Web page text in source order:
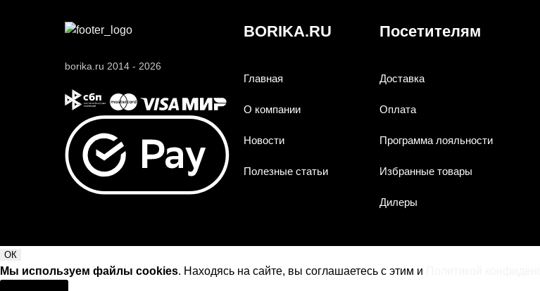
borika.ru 2014 - 2026
BORIKA.RU
Главная
О компании
Новости
Полезные статьи
Посетителям
Доставка
Оплата
Программа лояльности
Избранные товары
Дилеры
ОК
Мы используем файлы cookies. Находясь на сайте, вы соглашаетесь с этим и